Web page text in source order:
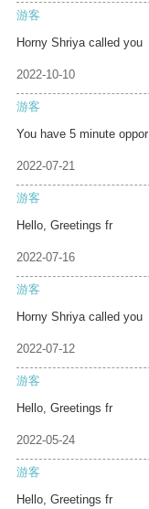
游客
Horny Shriya called you
2022-10-10
游客
You have 5 minute oppor
2022-07-21
游客
Hello, Greetings fr
2022-07-16
游客
Horny Shriya called you
2022-07-12
游客
Hello, Greetings fr
2022-05-24
游客
Hello, Greetings fr